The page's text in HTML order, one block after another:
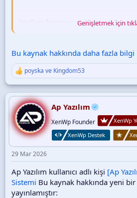
XenForo forumunuza Shopier ödeme
[Ap Yazılım] Shopier Ödeme Sistemi,
basitleştirirken kullanıcı deneyimini en
Öne Çıkan...
Genişletmek için
Bu kaynak hakkında daha fazla bilgi
T
p
k
i
l
e
r
poyska ve Kingdom53
Ap Yazılım
XenWp Founder
XenWp
XenWp Destek
29 Mar 2026
Ap Yazılım kullanıcı adlı kişi [Ap
Sistemi Bu kaynak hakkında yeni
yayınlamıştır: